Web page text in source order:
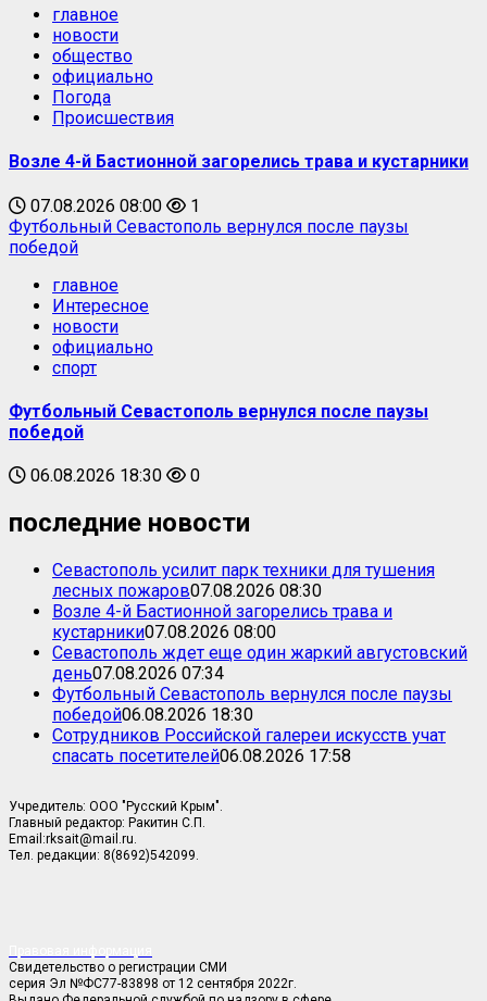
главное
новости
общество
официально
Погода
Происшествия
Возле 4-й Бастионной загорелись трава и кустарники
07.08.2026 08:00
1
Футбольный Севастополь вернулся после паузы
победой
главное
Интересное
новости
официально
спорт
Футбольный Севастополь вернулся после паузы
победой
06.08.2026 18:30 0
последние новости
Севастополь усилит парк техники для тушения
лесных пожаров07.08.2026 08:30
Возле 4-й Бастионной загорелись трава и
кустарники07.08.2026 08:00
Севастополь ждет еще один жаркий августовский
день07.08.2026 07:34
Футбольный Севастополь вернулся после паузы
победой06.08.2026 18:30
Сотрудников Российской галереи искусств учат
спасать посетителей06.08.2026 17:58
Учредитель: ООО "Русский Крым".
Главный редактор: Ракитин С.П.
Email:rksait@mail.ru.
Тел. редакции: 8(8692)542099.
Свидетельство о регистрации СМИ
серия Эл №ФС77-83898 от 12 сентября 2022г.